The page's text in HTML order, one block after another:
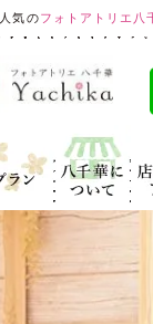
気のフォトアトリエ八
八千華につ
いて
店
ク